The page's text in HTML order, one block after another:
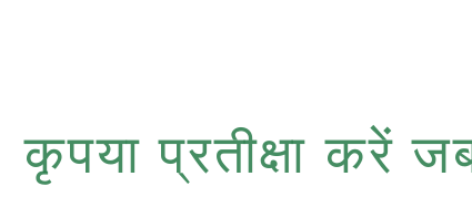
कृपया प्रतीक्षा करें